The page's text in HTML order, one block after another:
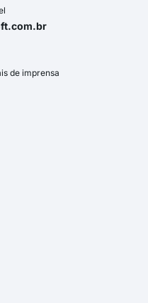
de imprensa